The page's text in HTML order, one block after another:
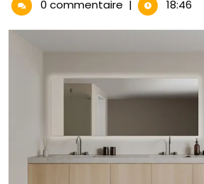
décembre
2025
0 commentaire | 18:46